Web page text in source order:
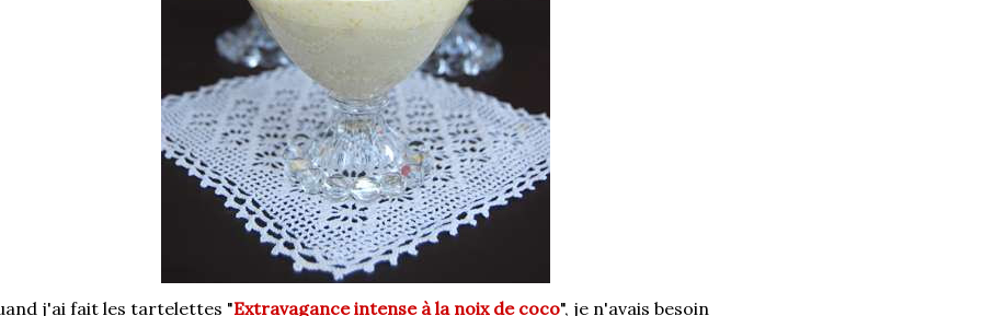
j'ai fait les tartelettes "Extravagance intense à la noix de coco", je n'avais besoin